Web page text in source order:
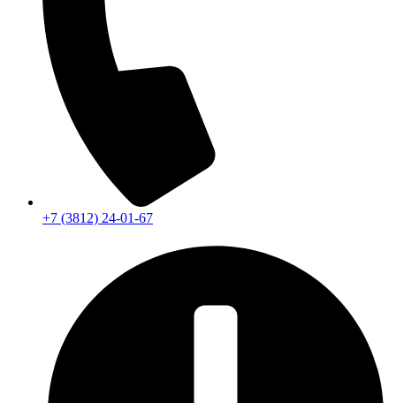
+7 (3812) 24-01-67